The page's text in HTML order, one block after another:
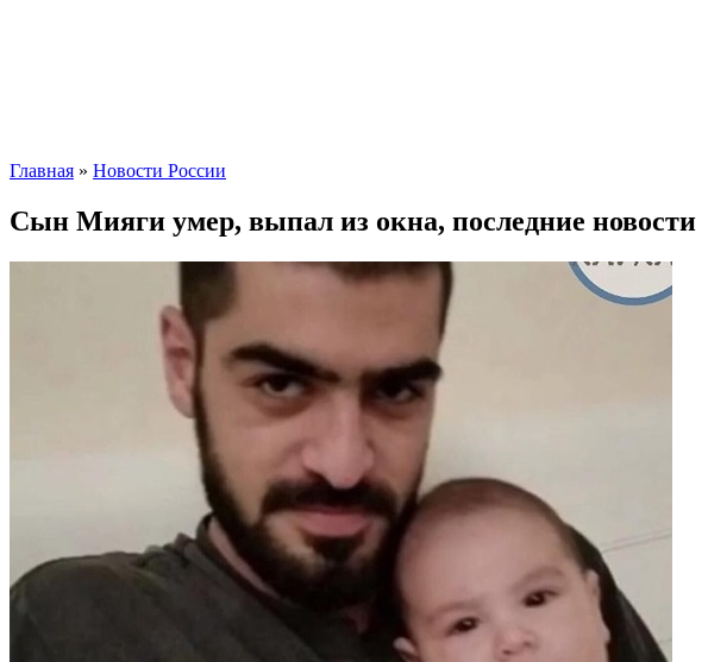
Главная » Новости России
Сын Мияги умер, выпал из окна, последние новости